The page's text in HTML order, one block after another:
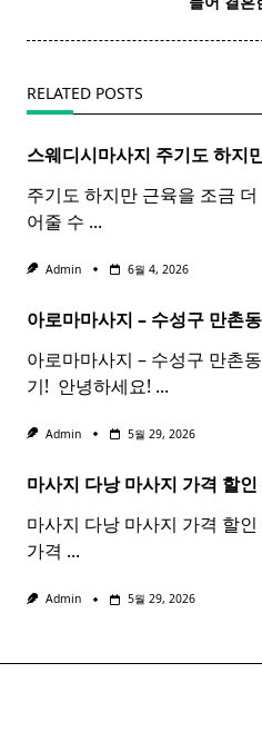
text">Page</span>
RELATED POSTS
스웨디시마사지 주기도 하지
주기도 하지만 근육을 조금
어줄 수 ...
Admin 6월 4, 2026
아로마마사지 – 수성구 만촌동
아로마마사지 – 수성구 만촌
기! ​ 안녕하세요! ...
Admin 5월 29, 2026
마사지 다낭마사지 가격 할
마사지 다낭 마사지 가격 할
가격 ...
Admin 5월 29, 2026